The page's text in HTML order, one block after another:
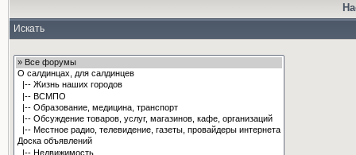
Искать